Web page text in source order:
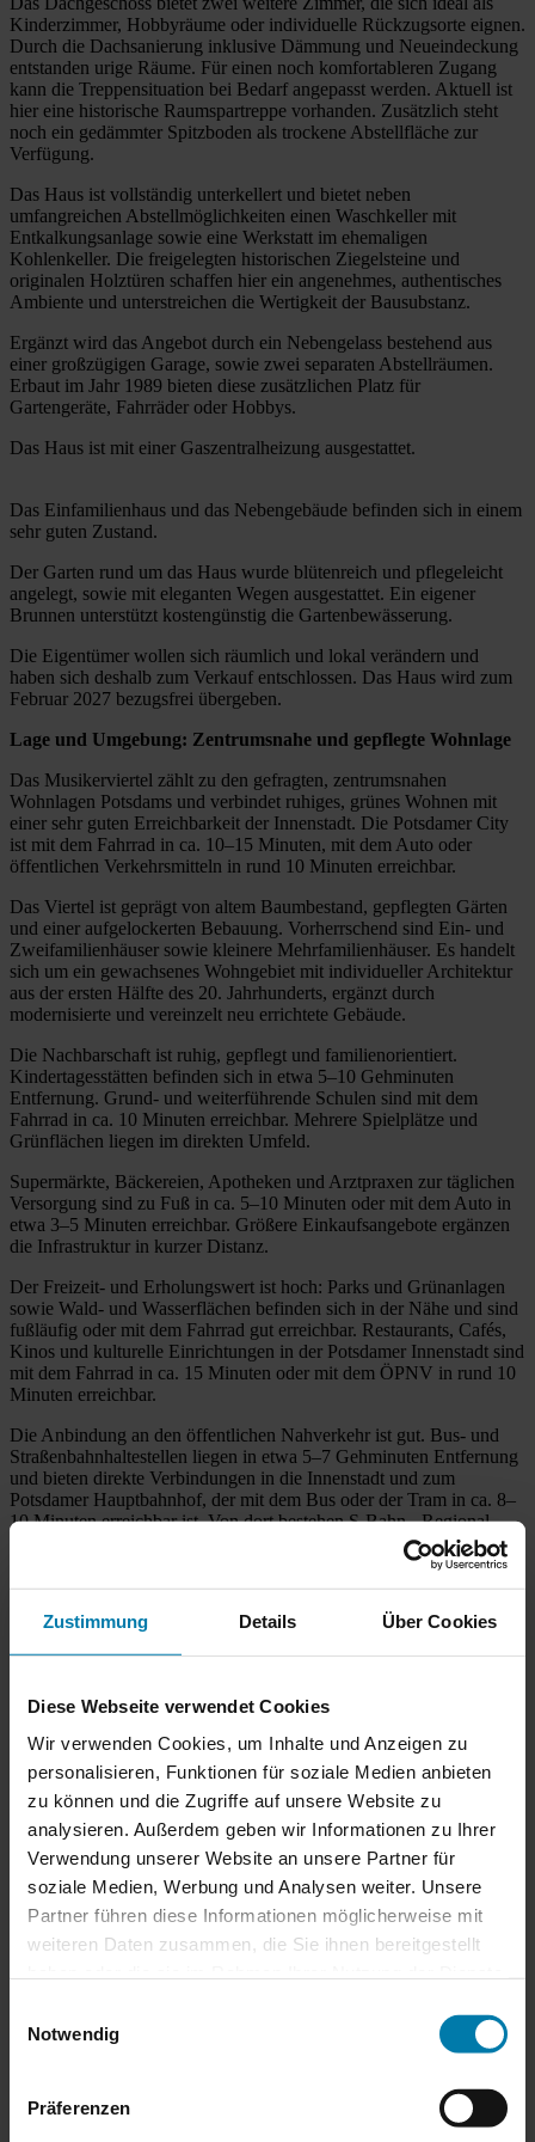
Zustimmung Details Über Cookies
Diese Webseite verwendet Cookies
Wir verwenden Cookies, um Inhalte und Anzeigen zu
personalisieren, Funktionen für soziale Medien anbieten
zu können und die Zugriffe auf unsere Website zu
analysieren. Außerdem geben wir Informationen zu Ihrer
Verwendung unserer Website an unsere Partner für
soziale Medien, Werbung und Analysen weiter. Unsere
Partner führen diese Informationen möglicherweise mit
weiteren Daten zusammen, die Sie ihnen bereitgestellt
Notwendig
Präferenzen
Kinderzimmer, Hobbyräume oder individuelle Rückzugsorte eignen.
Durch die Dachsanierung inklusive Dämmung und Neueindeckung
entstanden urige Räume. Für einen noch komfortableren Zugang
kann die Treppensituation bei Bedarf angepasst werden. Aktuell ist
hier eine historische Raumspartreppe vorhanden. Zusätzlich steht
noch ein gedämmter Spitzboden als trockene Abstellfläche zur
Verfügung.
Das Haus ist vollständig unterkellert und bietet neben
umfangreichen Abstellmöglichkeiten einen Waschkeller mit
Entkalkungsanlage sowie eine Werkstatt im ehemaligen
Kohlenkeller. Die freigelegten historischen Ziegelsteine und
originalen Holztüren schaffen hier ein angenehmes, authentisches
Ambiente und unterstreichen die Wertigkeit der Bausubstanz.
Ergänzt wird das Angebot durch ein Nebengelass bestehend aus
einer großzügigen Garage, sowie zwei separaten Abstellräumen.
Erbaut im Jahr 1989 bieten diese zusätzlichen Platz für
Gartengeräte, Fahrräder oder Hobbys.
Das Haus ist mit einer Gaszentralheizung ausgestattet.
Das Einfamilienhaus und das Nebengebäude befinden sich in einem
sehr guten Zustand.
Der Garten rund um das Haus wurde blütenreich und pflegeleicht
angelegt, sowie mit eleganten Wegen ausgestattet. Ein eigener
Brunnen unterstützt kostengünstig die Gartenbewässerung.
Die Eigentümer wollen sich räumlich und lokal verändern und
haben sich deshalb zum Verkauf entschlossen. Das Haus wird zum
Februar 2027 bezugsfrei übergeben.
Lage und Umgebung: Zentrumsnahe und gepflegte Wohnlage
Das Musikerviertel zählt zu den gefragten, zentrumsnahen
Wohnlagen Potsdams und verbindet ruhiges, grünes Wohnen mit
einer sehr guten Erreichbarkeit der Innenstadt. Die Potsdamer City
ist mit dem Fahrrad in ca. 10–15 Minuten, mit dem Auto oder
öffentlichen Verkehrsmitteln in rund 10 Minuten erreichbar.
Das Viertel ist geprägt von altem Baumbestand, gepflegten Gärten
und einer aufgelockerten Bebauung. Vorherrschend sind Ein- und
Zweifamilienhäuser sowie kleinere Mehrfamilienhäuser. Es handelt
sich um ein gewachsenes Wohngebiet mit individueller Architektur
aus der ersten Hälfte des 20. Jahrhunderts, ergänzt durch
modernisierte und vereinzelt neu errichtete Gebäude.
Die Nachbarschaft ist ruhig, gepflegt und familienorientiert.
Kindertagesstätten befinden sich in etwa 5–10 Gehminuten
Entfernung. Grund- und weiterführende Schulen sind mit dem
Fahrrad in ca. 10 Minuten erreichbar. Mehrere Spielplätze und
Grünflächen liegen im direkten Umfeld.
Supermärkte, Bäckereien, Apotheken und Arztpraxen zur täglichen
Versorgung sind zu Fuß in ca. 5–10 Minuten oder mit dem Auto in
etwa 3–5 Minuten erreichbar. Größere Einkaufsangebote ergänzen
die Infrastruktur in kurzer Distanz.
Der Freizeit- und Erholungswert ist hoch: Parks und Grünanlagen
sowie Wald- und Wasserflächen befinden sich in der Nähe und sind
fußläufig oder mit dem Fahrrad gut erreichbar. Restaurants, Cafés,
Kinos und kulturelle Einrichtungen in der Potsdamer Innenstadt sind
mit dem Fahrrad in ca. 15 Minuten oder mit dem ÖPNV in rund 10
Minuten erreichbar.
Die Anbindung an den öffentlichen Nahverkehr ist gut. Bus- und
Straßenbahnhaltestellen liegen in etwa 5–7 Gehminuten Entfernung
und bieten direkte Verbindungen in die Innenstadt und zum
Potsdamer Hauptbahnhof, der mit dem Bus oder der Tram in ca. 8–
10 Minuten erreichbar ist. Von dort bestehen S-Bahn-, Regional-
und Fernverkehrsanschlüsse nach Berlin und ins Umland. Die
Autobahnanbindung Richtung Berlin und Brandenburg ist mit dem
Auto in wenigen Minuten gegeben.
Ausstattung: Hochwertig saniert mit weiteren Optionen
Dielenböden, aufgearbeitet oder rekonstruiert im Ober- und
Hochwertige Fliesenböden in den Bädern und der
Waschraum.
Estrichboden im Keller.
Wände überwiegend mit Vliestapete.
Wände in Fluren und Treppenhaus mit Mineralputz.
Kunststofffenster mit 2-Scheiben-Isolierverglasung.
Außenrollläden elektrisch und mit App steuerbar.
Fliegenrollos an den Fenstern.
Decken mit durchgefärbten Strukturputz verputzt.
Hochwertige Einbauküche mit Mittelinsel und
Mikrowelle, Cerankochfeld und Backofen inklusive.
Großer Nutzkeller mit Abstellflächen, Werkstatt und einem
Fußbodenheizung im Erdgeschoss.
Handtuchheizkörper in Bad und WC.